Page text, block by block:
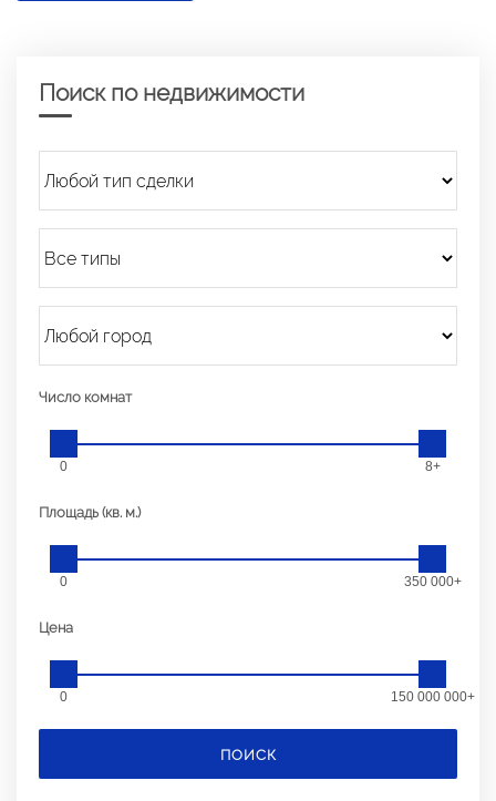
Поиск по недвижимости
Число комнат
0 8+
Площадь (кв. м.)
0 350 000+
Цена
0 150 000 000+
ПОИСК